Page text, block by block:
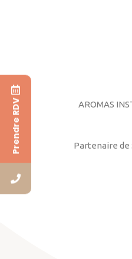
AROMAS
Partenaire de
Prendre RDV